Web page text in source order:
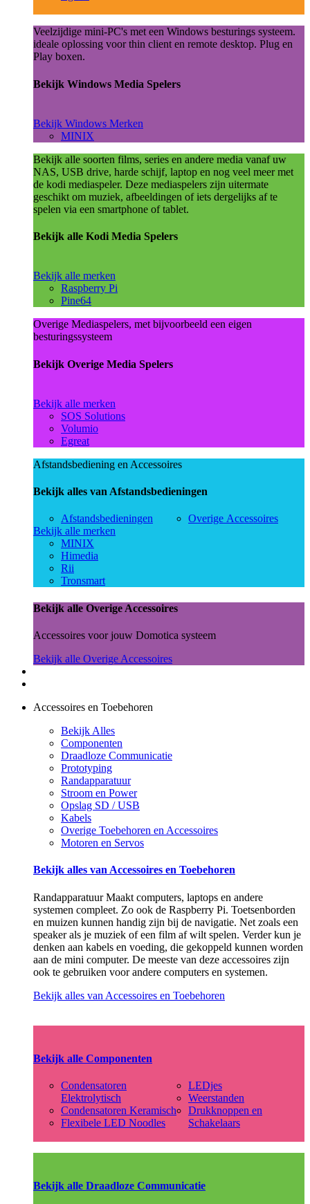
Veelzijdige mini-PC's met een Windows besturings systeem.
ideale oplossing voor thin client en remote desktop. Plug en
Play boxen.
Bekijk Windows Media Spelers
Bekijk Windows Merken
MINIX
Bekijk alle soorten films, series en andere media vanaf uw
NAS, USB drive, harde schijf, laptop en nog veel meer met
de kodi mediaspeler. Deze mediaspelers zijn uitermate
geschikt om muziek, afbeeldingen of iets dergelijks af te
spelen via een smartphone of tablet.
Bekijk alle Kodi Media Spelers
Bekijk alle merken
Raspberry Pi
Pine64
Overige Mediaspelers, met bijvoorbeeld een eigen
besturingssysteem
Bekijk Overige Media Spelers
Bekijk alle merken
SOS Solutions
Volumio
Egreat
Afstandsbediening en Accessoires
Bekijk alles van Afstandsbedieningen
Afstandsbedieningen
Overige Accessoires
Bekijk alle merken
MINIX
Himedia
Rii
Tronsmart
Bekijk alle Overige Accessoires
Accessoires voor jouw Domotica systeem
Bekijk alle Overige Accessoires
Accessoires en Toebehoren
Bekijk Alles
Componenten
Draadloze Communicatie
Prototyping
Randapparatuur
Stroom en Power
Opslag SD / USB
Kabels
Overige Toebehoren en Accessoires
Motoren en Servos
Bekijk alles van Accessoires en Toebehoren
Randapparatuur Maakt computers, laptops en andere
systemen compleet. Zo ook de Raspberry Pi. Toetsenborden
en muizen kunnen handig zijn bij de navigatie. Net zoals een
speaker als je muziek of een film af wilt spelen. Verder kun je
denken aan kabels en voeding, die gekoppeld kunnen worden
aan de mini computer. De meeste van deze accessoires zijn
ook te gebruiken voor andere computers en systemen.
Bekijk alles van Accessoires en Toebehoren
Bekijk alle Componenten
Condensatoren
Elektrolytisch
Condensatoren Keramisch
Flexibele LED Noodles
LEDjes
Weerstanden
Drukknoppen en
Schakelaars
Bekijk alle Draadloze Communicatie